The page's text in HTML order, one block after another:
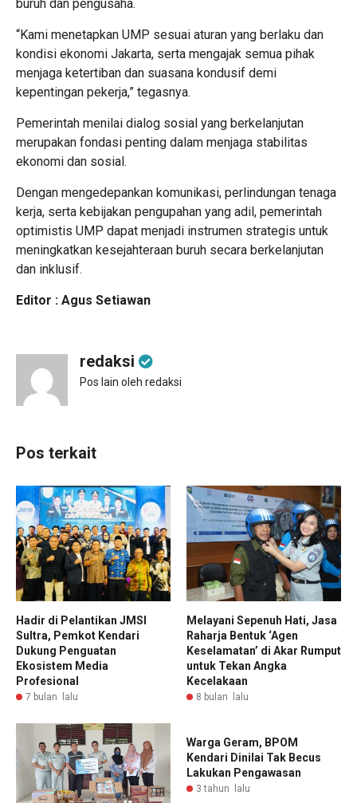
buruh dan pengusaha.
“Kami menetapkan UMP sesuai aturan yang berlaku dan
kondisi ekonomi Jakarta, serta mengajak semua pihak
menjaga ketertiban dan suasana kondusif demi
kepentingan pekerja,” tegasnya.
Pemerintah menilai dialog sosial yang berkelanjutan
merupakan fondasi penting dalam menjaga stabilitas
ekonomi dan sosial.
Dengan mengedepankan komunikasi, perlindungan tenaga
kerja, serta kebijakan pengupahan yang adil, pemerintah
optimistis UMP dapat menjadi instrumen strategis untuk
meningkatkan kesejahteraan buruh secara berkelanjutan
dan inklusif.
Editor : Agus Setiawan
redaksi
Pos lain oleh redaksi
Pos terkait
Hadir di Pelantikan JMSI
Sultra, Pemkot Kendari
Dukung Penguatan
Ekosistem Media
Profesional
7 bulan lalu
Melayani Sepenuh Hati, Jasa
Raharja Bentuk ‘Agen
Keselamatan’ di Akar Rumput
untuk Tekan Angka
Kecelakaan
8 bulan lalu
Warga Geram, BPOM
Kendari Dinilai Tak Becus
Lakukan Pengawasan
3 tahun lalu